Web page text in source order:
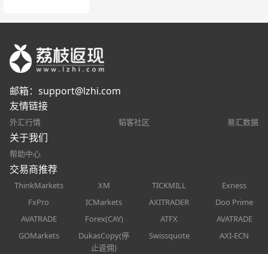
邮箱： support@lzhi.com
友情链接
外汇行情 韬客社区 易汇数据
关于我们
帮助中心
交易商推荐
ThinkMarkets XM TICKMILL
Exness
FxPro
ICMarkets AXITRADER
Doo Prime
AVATRADE
Forex(CAY) ATFX
AVATRADE
GOMarkets
DukasCopy(停
止返佣)
Swissquote AXI-ECN